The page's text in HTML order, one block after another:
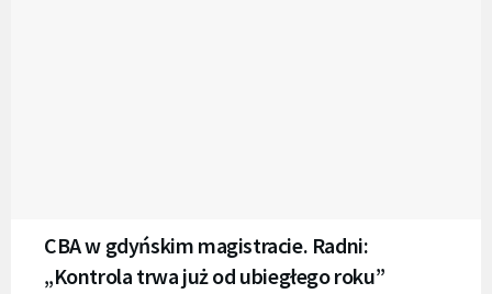
CBA w gdyńskim magistracie. Radni:
„Kontrola trwa już od ubiegłego roku”